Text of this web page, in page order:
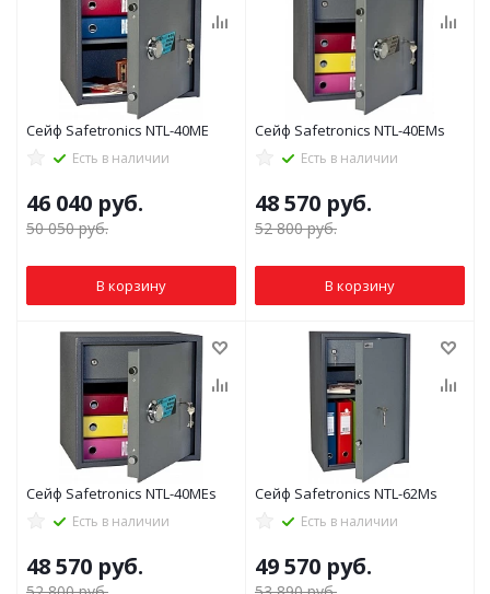
Сейф Safetronics NTL-40ME
Есть в наличии
46 040 руб.
50 050руб.
В корзину
Сейф Safetronics NTL-40EMs
Есть в наличии
48 570 руб.
52 800руб.
В корзину
Сейф Safetronics NTL-40MEs
Есть в наличии
48 570 руб.
Сейф Safetronics NTL-62Ms
Есть в наличии
49 570 руб.